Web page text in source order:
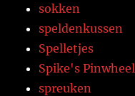
sokken
speldenkussen
Spelletjes
Spike's Pinwheel
spreuken